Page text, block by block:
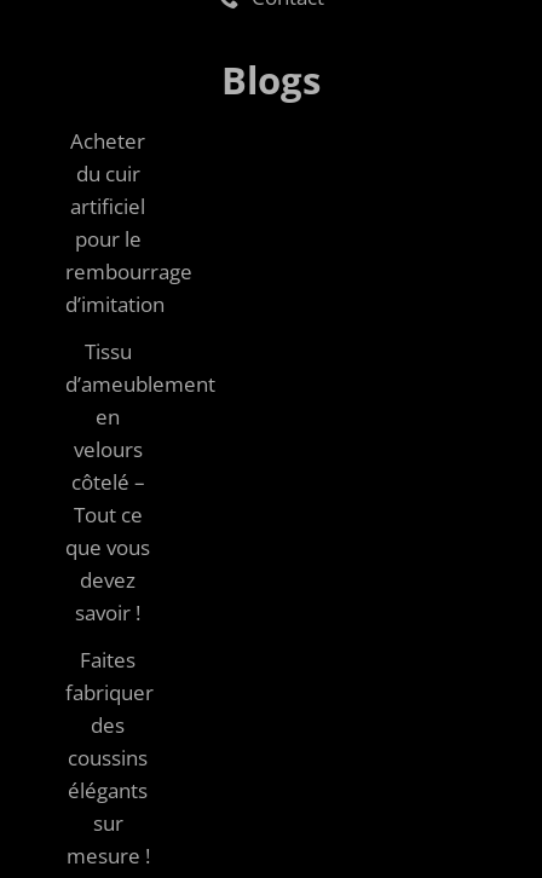
Blogs
Acheter
du cuir
artificiel
pour le
rembourrage
d’imitation
Tissu
d’ameublement
en
velours
côtelé –
Tout ce
que vous
devez
savoir !
Faites
fabriquer
des
coussins
élégants
sur
mesure !